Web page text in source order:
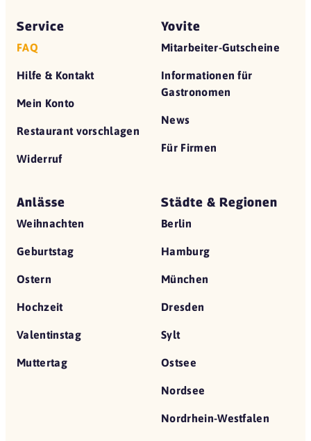
Service
FAQ
Hilfe & Kontakt
Mein Konto
Restaurant vorschlagen
Widerruf
Yovite
Mitarbeiter-Gutscheine
Informationen für
Gastronomen
News
Für Firmen
Anlässe
Weihnachten
Geburtstag
Ostern
Hochzeit
Valentinstag
Muttertag
Städte & Regionen
Berlin
Hamburg
München
Dresden
Sylt
Ostsee
Nordsee
Nordrhein-Westfalen